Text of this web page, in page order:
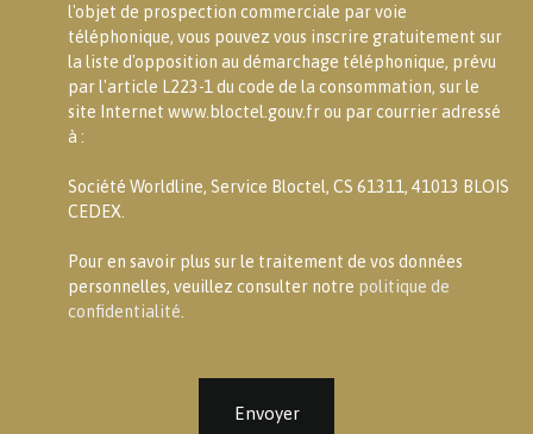
l'objet de prospection commerciale par voie
téléphonique, vous pouvez vous inscrire gratuitement sur
la liste d'opposition au démarchage téléphonique, prévu
par l'article L223-1 du code de la consommation, sur le
site Internet www.bloctel.gouv.fr ou par courrier adressé
à :
Société Worldline, Service Bloctel, CS 61311, 41013 BLOIS
CEDEX.
Pour en savoir plus sur le traitement de vos données
personnelles, veuillez consulter notre politique de
confidentialité
Envoyer